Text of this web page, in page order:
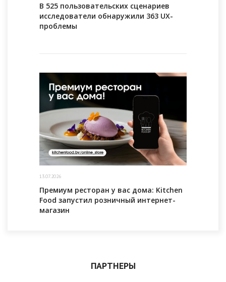
В 525 пользовательских сценариев
исследователи обнаружили 363 UX-
проблемы
13.07.2026
Премиум ресторан у вас дома: Kitchen
Food запустил розничный интернет-
магазин
ПАРТНЕРЫ